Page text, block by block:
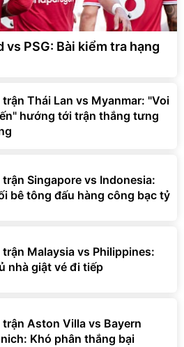
vs PSG: Bài kiểm tra hạng
trận Thái Lan vs Myanmar: "Voi
hướng tới trận thắng tưng
trận Singapore vs Indonesia:
bê tông đấu hàng công bạc tỷ
trận Malaysia vs Philippines:
nhà giật vé đi tiếp
trận Aston Villa vs Bayern
Khó phân thắng bại